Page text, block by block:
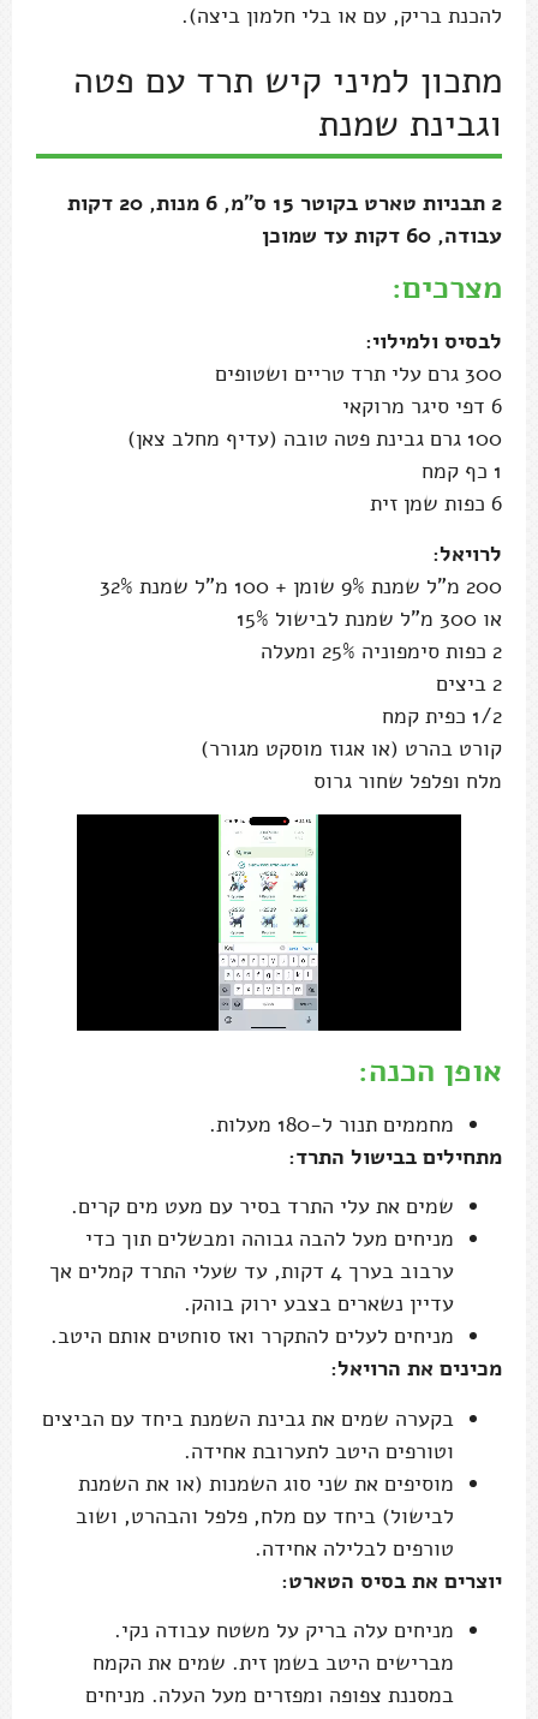
להכנת בריק, עם או בלי חלמון ביצה).
מתכון למיני קיש תרד עם פטה
וגבינת שמנת
2 תבניות טארט בקוטר 15 ס"מ, 6 מנות, 20 דקות
עבודה, 60 דקות עד שמוכן
מצרכים:
לבסיס ולמילוי:
300 גרם עלי תרד טריים ושטופים
6 דפי סיגר מרוקאי
100 גרם גבינת פטה טובה (עדיף מחלב צאן)
1 כף קמח
6 כפות שמן זית
לרויאל:
200 מ"ל שמנת 9% שומן + 100 מ"ל שמנת 32%
או 300 מ"ל שמנת לבישול 15%
2 כפות סימפוניה 25% ומעלה
2 ביצים
1/2 כפית קמח
קורט בהרט (או אגוז מוסקט מגורר)
מלח ופלפל שחור גרוס
אופן הכנה:
מחממים תנור ל-180 מעלות.
מתחילים בבישול התרד:
שמים את עלי התרד בסיר עם מעט מים קרים.
מניחים מעל להבה גבוהה ומבשלים תוך כדי
ערבוב בערך 4 דקות, עד שעלי התרד קמלים אך
עדיין נשארים בצבע ירוק בוהק.
מניחים לעלים להתקרר ואז סוחטים אותם היטב.
מכינים את הרויאל:
בקערה שמים את גבינת השמנת ביחד עם הביצים
וטורפים היטב לתערובת אחידה.
מוסיפים את שני סוג השמנות (או את השמנת
לבישול) ביחד עם מלח, פלפל והבהרט, ושוב
טורפים לבלילה אחידה.
יוצרים את בסיס הטארט:
מניחים עלה בריק על משטח עבודה נקי.
מברישים היטב בשמן זית. שמים את הקמח
במסננת צפופה ומפזרים מעל העלה. מניחים